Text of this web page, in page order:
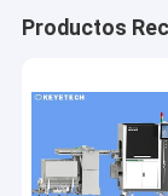
Productos